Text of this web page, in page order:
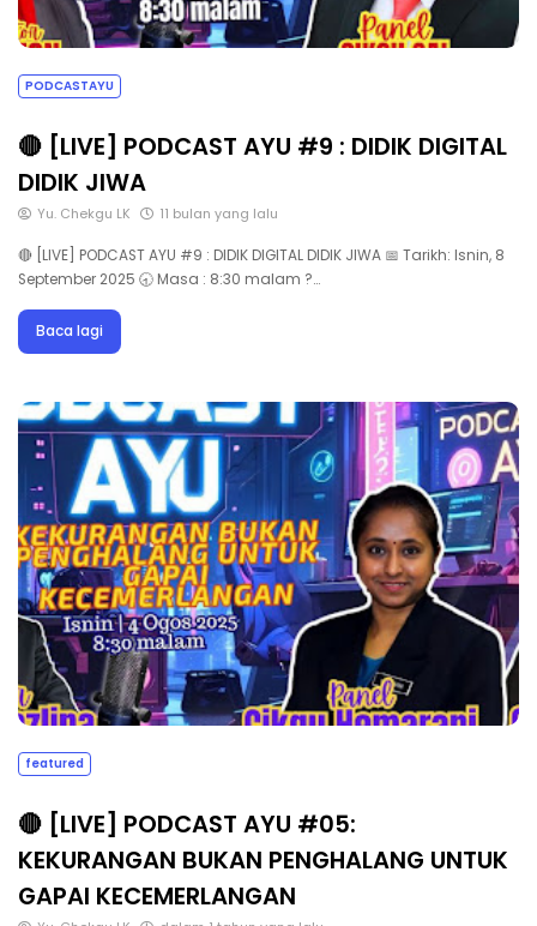
PODCASTAYU
🔴 [LIVE] PODCAST AYU #9 : DIDIK DIGITAL
DIDIK JIWA
Yu. Chekgu LK 11 bulan yang lalu
🔴 [LIVE] PODCAST AYU #9 : DIDIK DIGITAL DIDIK JIWA 📅 Tarikh: Isnin, 8
September 2025 🕣 Masa : 8:30 malam ?…
Baca lagi
featured
🔴 [LIVE] PODCAST AYU #05:
KEKURANGAN BUKAN PENGHALANG UNTUK
GAPAI KECEMERLANGAN